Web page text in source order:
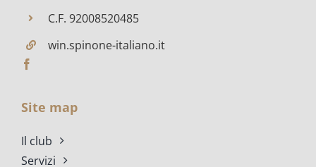
C.F. 92008520485
win.spinone-italiano.it
Site map
Il club
Servizi